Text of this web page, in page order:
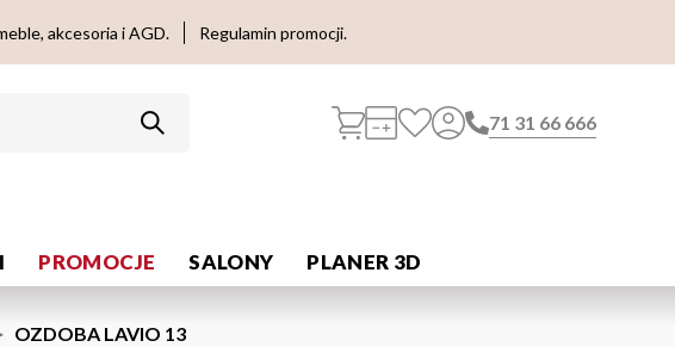
akcesoria i AGD. Regulamin promocji.
71 31 66 666
PROMOCJE SALONY PLANER 3D
OZDOBA LAVIO 13